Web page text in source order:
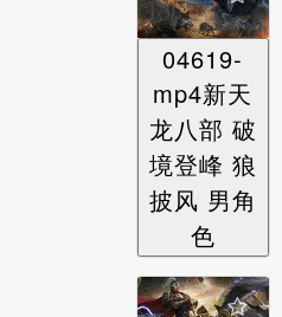
04619-
mp4新天
龙八部 破
境登峰 狼
披风 男角
色